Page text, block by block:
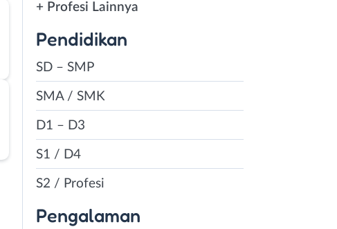
+ Profesi Lainnya
Pendidikan
SD – SMP
SMA / SMK
D1 – D3
S1 / D4
S2 / Profesi
Pengalaman